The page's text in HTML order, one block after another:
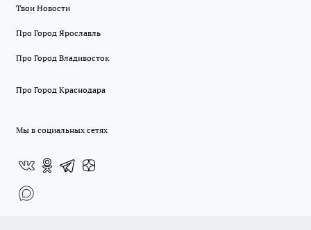
Твои Новости
Про Город Ярославль
Про Город Владивосток
Про Город Краснодара
Мы в социальных сетях